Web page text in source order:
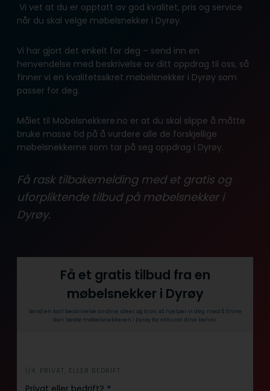
Vi vet at du er opptatt av god kvalitet, pris og service
når du skal velge møbelsnekker i Dyrøy.
Vi har gjort det enkelt for deg – send inn en
henvendelse med beskrivelse av ditt oppdrag til oss, så
finner vi en kvalitetssikret møbelsnekker i Dyrøy som
passer for deg.
Målet til Mobelsnekkere.no er at du skal slippe å måtte
bruke masse tid på å vurdere alle de forskjellige
møbelsnekkerne som tar på seg oppdrag i Dyrøy.
Få rask tilbakemelding med et gratis og
uforpliktende tilbud på møbelsnekker i
Dyrøy.
Få et gratis tilbud fra en
møbelsnekker i Dyrøy
Send en kort beskrivelse av dine ideer og krav, så hjelper vi deg med å finne
den beste møbelsnekkeren i Dyrøy for akkurat dine behov.
i
n
1/4: PRIVAT, ELLER BEDRIFT